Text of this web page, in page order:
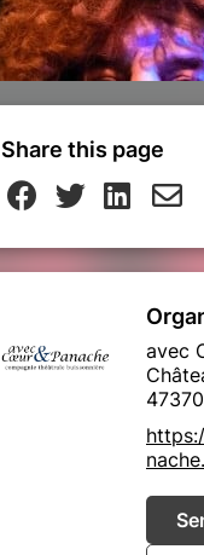
Share this page
avec